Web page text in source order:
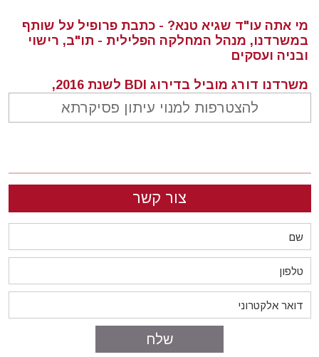
מי אתה עו"ד שגיא טנא? - כתבת פרופיל על שותף
במשרדנו, מנהל המחלקה הפלילית - תו"ב, רישוי
ובניה ועסקים
בתחומים תכנון ובניה, התחדשות עירונית ונדל"ן
משרדנו דורג כמוביל במדד להתחדשות עירונית
duns100 - פורסם דירוג נישות עורכי הדין לשנת
2016. משרדנו דורג כמשרד מוביל בתחומים
רשויות מקומיות ותכנון ובניה
עורכת הדין בתיה בראף (מליכזון) ממשרדנו
השתתפה במשלחת עסקית של בכירי המשק
לשנגחאי
להצטרפות למנוי עיתון פסיקרתא
צור קשר